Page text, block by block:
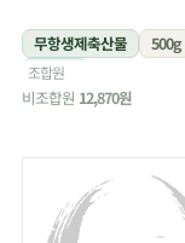
무항생제축산물
500g
냉장
조합원
비조합원 12,870원